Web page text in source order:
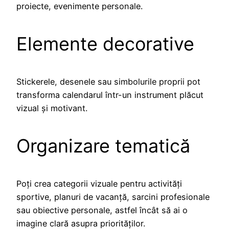
proiecte, evenimente personale.
Elemente decorative
Stickerele, desenele sau simbolurile proprii pot
transforma calendarul într-un instrument plăcut
vizual și motivant.
Organizare tematică
Poți crea categorii vizuale pentru activități
sportive, planuri de vacanță, sarcini profesionale
sau obiective personale, astfel încât să ai o
imagine clară asupra priorităților.